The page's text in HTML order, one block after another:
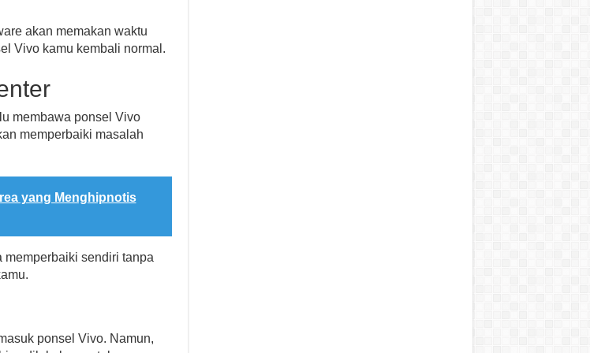
akan memakan waktu
Vivo kamu kembali normal.
membawa ponsel Vivo
memperbaiki masalah
yang Menghipnotis
sendiri tanpa
ponsel Vivo. Namun,